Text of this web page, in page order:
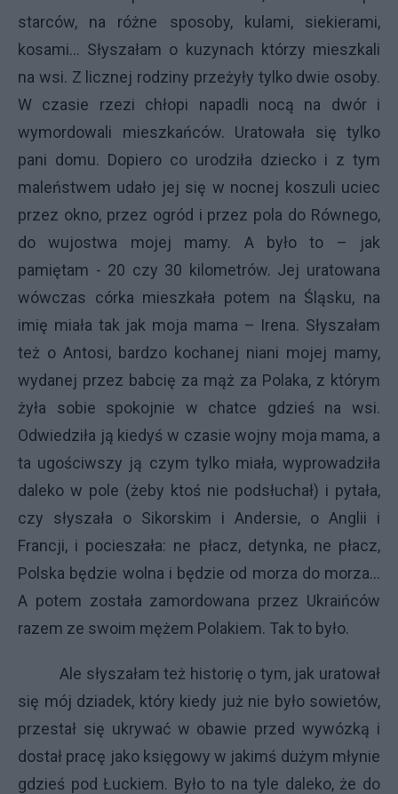
starców, na różne sposoby, kulami, siekierami,
kosami… Słyszałam o kuzynach którzy mieszkali
na wsi. Z licznej rodziny przeżyły tylko dwie osoby.
W czasie rzezi chłopi napadli nocą na dwór i
wymordowali mieszkańców. Uratowała się tylko
pani domu. Dopiero co urodziła dziecko i z tym
maleństwem udało jej się w nocnej koszuli uciec
przez okno, przez ogród i przez pola do Równego,
do wujostwa mojej mamy. A było to – jak
pamiętam - 20 czy 30 kilometrów. Jej uratowana
wówczas córka mieszkała potem na Śląsku, na
imię miała tak jak moja mama – Irena. Słyszałam
też o Antosi, bardzo kochanej niani mojej mamy,
wydanej przez babcię za mąż za Polaka, z którym
żyła sobie spokojnie w chatce gdzieś na wsi.
Odwiedziła ją kiedyś w czasie wojny moja mama, a
ta ugościwszy ją czym tylko miała, wyprowadziła
daleko w pole (żeby ktoś nie podsłuchał) i pytała,
czy słyszała o Sikorskim i Andersie, o Anglii i
Francji, i pocieszała: ne płacz, detynka, ne płacz,
Polska będzie wolna i będzie od morza do morza…
A potem została zamordowana przez Ukraińców
razem ze swoim mężem Polakiem. Tak to było.
Ale słyszałam też historię o tym, jak uratował
się mój dziadek, który kiedy już nie było sowietów,
przestał się ukrywać w obawie przed wywózką i
dostał pracę jako księgowy w jakimś dużym młynie
gdzieś pod Łuckiem. Było to na tyle daleko, że do